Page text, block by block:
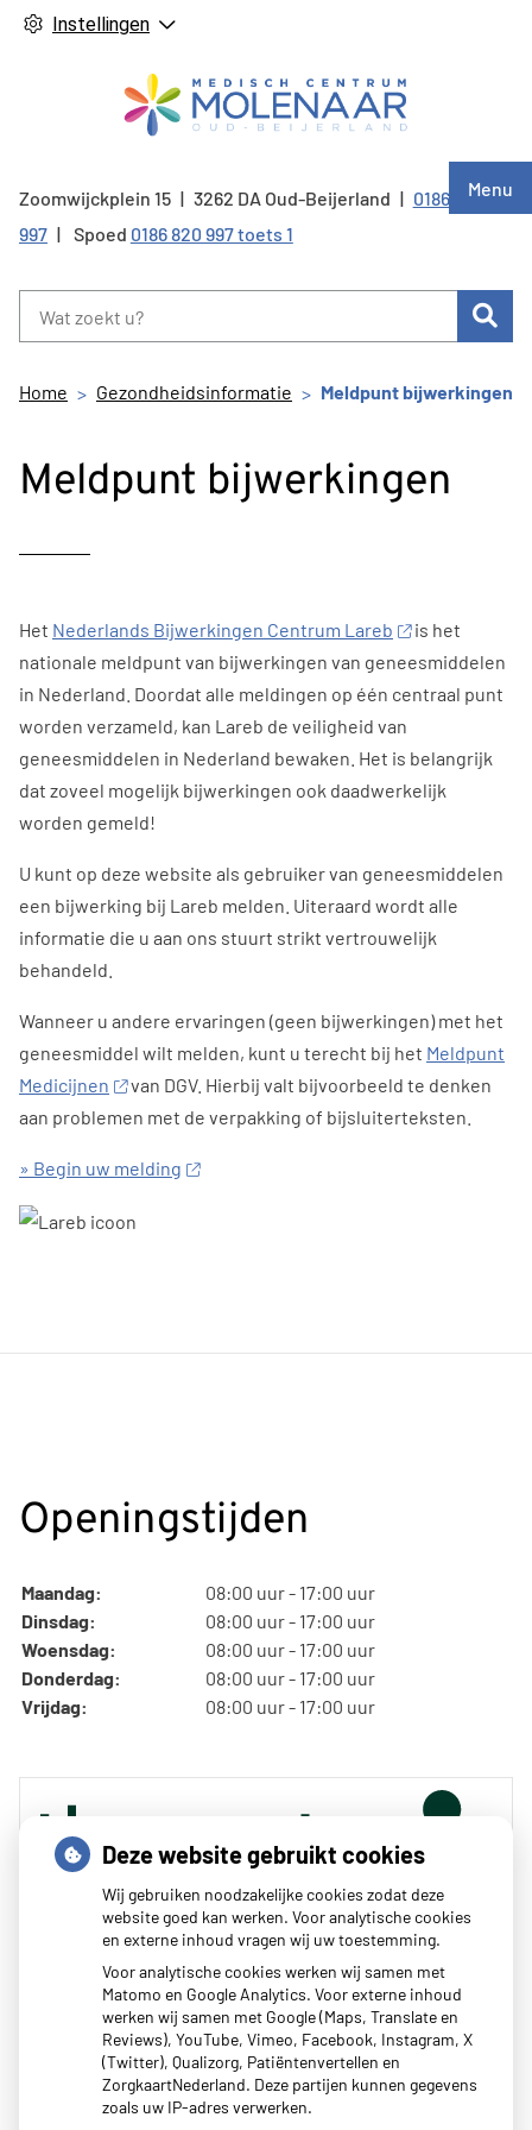
Instellingen
Menu
Zoomwijckplein 15 3262 DA Oud-Beijerland Tel:
0186 820
997
Spoed 0186 820 997 toets 1
Home Gezondheidsinformatie Meldpunt bijwerkingen
Meldpunt bijwerkingen
Het Nederlands Bijwerkingen Centrum Lareb
is het
nationale meldpunt van bijwerkingen van geneesmiddelen
in Nederland. Doordat alle meldingen op één centraal punt
worden verzameld, kan Lareb de veiligheid van
geneesmiddelen in Nederland bewaken. Het is belangrijk
dat zoveel mogelijk bijwerkingen ook daadwerkelijk
worden gemeld!
U kunt op deze website als gebruiker van geneesmiddelen
een bijwerking bij Lareb melden. Uiteraard wordt alle
informatie die u aan ons stuurt strikt vertrouwelijk
behandeld.
Wanneer u andere ervaringen (geen bijwerkingen) met het
geneesmiddel wilt melden, kunt u terecht bij het Meldpunt
Medicijnen
van DGV. Hierbij valt bijvoorbeeld te denken
aan problemen met de verpakking of bijsluiterteksten.
» Begin uw melding
Openingstijden
Maandag:
08:00 uur - 17:00 uur
Dinsdag:
08:00 uur - 17:00 uur
Woensdag:
08:00 uur - 17:00 uur
Donderdag:
08:00 uur - 17:00 uur
Vrijdag:
08:00 uur - 17:00 uur
Zoeken
of zoek op lichaam
Betrouwbare informatie over ziekte en gezondheid
Deze website gebruikt cookies
Wij gebruiken noodzakelijke cookies zodat deze
website goed kan werken. Voor analytische cookies
en externe inhoud vragen wij uw toestemming.
Voor analytische cookies werken wij samen met
Matomo en Google Analytics. Voor externe inhoud
werken wij samen met Google (Maps, Translate en
Reviews), YouTube, Vimeo, Facebook, Instagram, X
(Twitter), Qualizorg, Patiëntenvertellen en
ZorgkaartNederland. Deze partijen kunnen gegevens
zoals uw IP-adres verwerken.